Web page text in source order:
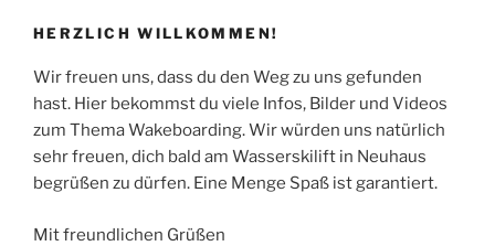
HERZLICH WILLKOMMEN!
Wir freuen uns, dass du den Weg zu uns gefunden
hast. Hier bekommst du viele Infos, Bilder und Videos
zum Thema Wakeboarding. Wir würden uns natürlich
sehr freuen, dich bald am Wasserskilift in Neuhaus
begrüßen zu dürfen. Eine Menge Spaß ist garantiert.
Mit freundlichen Grüßen